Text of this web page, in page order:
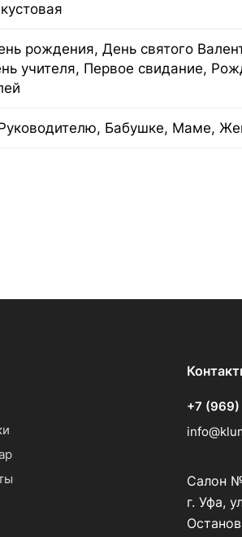
рождения, День святого
учителя, Первое свидание,
Бабушке, Маме,
+7
Салон
г. Уфа,